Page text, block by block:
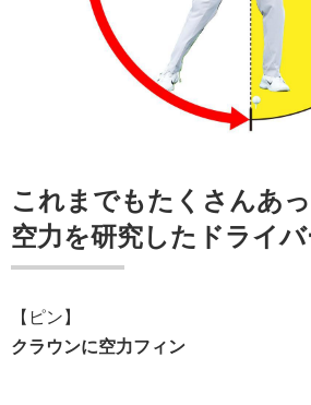
これまでもたくさんあ
空力を研究したドライバ
【ピン】
クラウンに空力フィン